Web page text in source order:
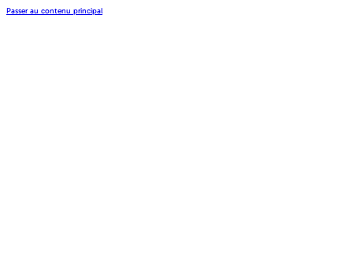
Passer au contenu principal